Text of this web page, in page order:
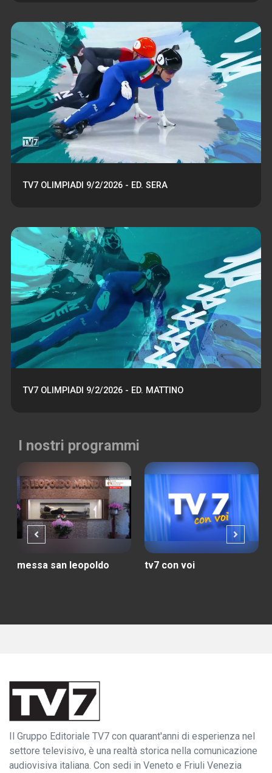
TV7 OLIMPIADI 9/2/2026 - ED. SERA
TV7 OLIMPIADI 9/2/2026 - ED. MATTINO
I nostri programmi
messa san leopoldo tv7 con voi
Il Gruppo Editoriale TV7 con quarant'anni di esperienza nel
settore televisivo, è una realtà storica nella comunicazione
audiovisiva italiana. Con sedi in Veneto e Friuli Venezia